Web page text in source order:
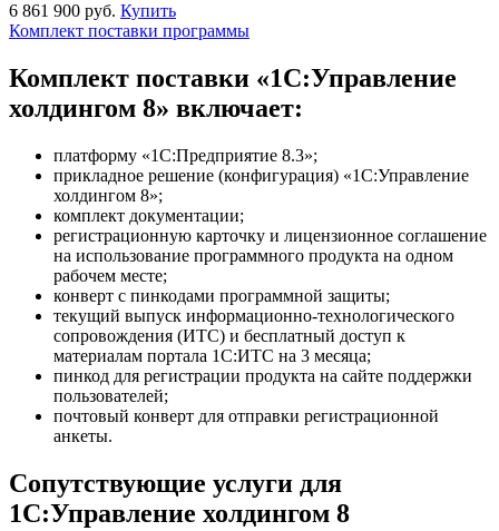
6 861 900 руб. Купить
Комплект поставки программы
Комплект поставки «1С:Управление
холдингом 8» включает:
платформу «1С:Предприятие 8.3»;
прикладное решение (конфигурация) «1С:Управление
холдингом 8»;
комплект документации;
регистрационную карточку и лицензионное соглашение
на использование программного продукта на одном
рабочем месте;
конверт с пинкодами программной защиты;
текущий выпуск информационно-технологического
сопровождения (ИТС) и бесплатный доступ к
материалам портала 1С:ИТС на 3 месяца;
пинкод для регистрации продукта на сайте поддержки
пользователей;
почтовый конверт для отправки регистрационной
анкеты.
Сопутствующие услуги для
1С:Управление холдингом 8